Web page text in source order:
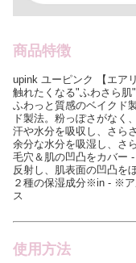
商品特徴
upink ユーピンク 【エア
触れたくなる"ふわさら
ふわっと質感のベイクド
ド製法。粉っぽさがなく
汗や水分を吸収し、さら
余分な水分を吸湿し、さ
毛穴＆肌の凹凸をカバー
反射し、肌表面の凹凸を
２種の保湿成分※in - ※ア
ス
使用方法